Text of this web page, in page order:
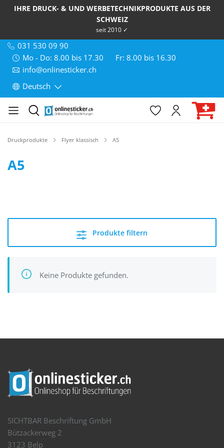
IHRE DRUCK- & UND WERBETECHNIKPRODUKTE AUS DER
SCHWEIZ
seit 2010 ✓
031 530 09 90
Mo - Do: 8.00 bis 17.30
Fr: 8.00 bis 16.30
info@onlinesticker.ch
Deutsch
Druckprodukte Flyer klassisch A5
A5
Produkte filtern
Keine Produkte gefunden.
SICHTBAR Beschriftung GmbH
Bützackerweg 2
3123 Belp